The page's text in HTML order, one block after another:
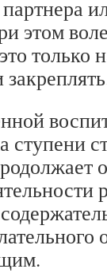
партнера
этом
только
ступени